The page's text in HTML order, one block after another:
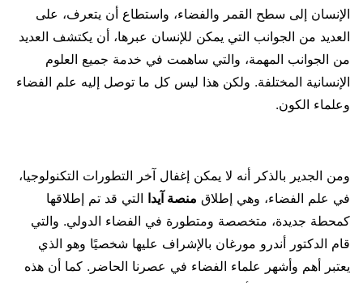
الإنسان إلى سطح القمر والفضاء، واستطاع أن يتعرف، على
العديد من الجوانب التي يمكن للإنسان عبرها، أن يكتشف العديد
من الجوانب المهمة، والتي ساهمت في خدمة جميع العلوم
الإنسانية المختلفة. ولكن هذا ليس كل ما توصل إليه علم الفضاء
وعلماء الكون.
ومن الجدير بالذكر أنه لا يمكن إغفال آخر التطورات التكنولوجيا،
في علم الفضاء، وهي إطلاق منصة آيدا التي قد تم إطلاقها
كمحطة جديدة، متخصصة ومتطورة في الفضاء الدولي. والتي
قام الدكتور أندرو مورغان بالإشراف عليها شخصيًا وهو الذي
يعتبر أهم وأشهر علماء الفضاء في عصرنا الحاضر. كما أن هذه